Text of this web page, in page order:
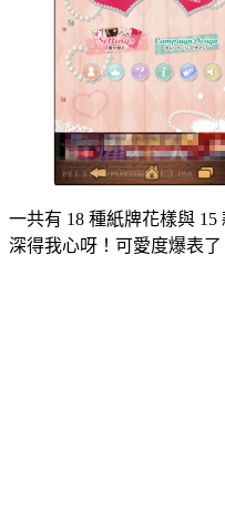
一共有 18 種紙牌花樣與
深得我心呀！可愛度爆表了